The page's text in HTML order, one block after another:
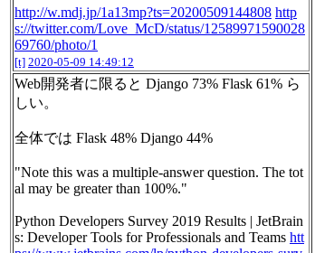
http://w.mdj.jp/1a13mp?ts=20200509144808 http
s://twitter.com/Love_McD/status/12589971590028
69760/photo/1
[t] 2020-05-09 14:49:12
Web開発者に限ると Django 73% Flask 61% ら
しい。
全体では Flask 48% Django 44%
"Note this was a multiple-answer question. The tot
al may be greater than 100%."
Python Developers Survey 2019 Results | JetBrain
s: Developer Tools for Professionals and Teams htt